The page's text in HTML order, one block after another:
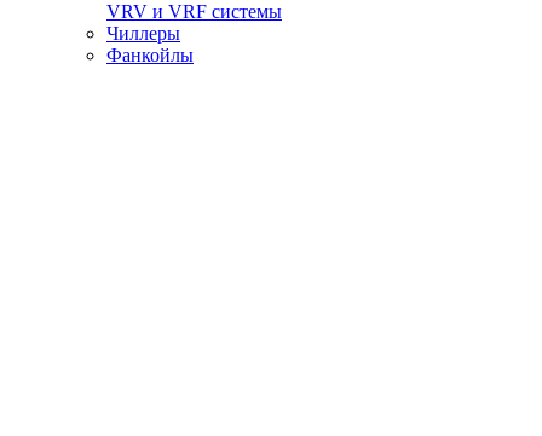
VRV и VRF системы
Чиллеры
Фанкойлы